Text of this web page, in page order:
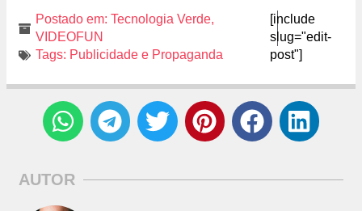
Postado em: Tecnologia Verde,
VIDEOFUN
Tags: Publicidade e Propaganda
[include
slug="edit-
post"]
AUTOR